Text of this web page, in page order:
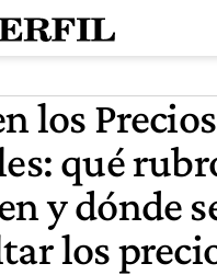
los
qué
y dónde
los